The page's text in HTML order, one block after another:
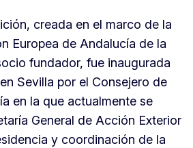
creada en el marco de la
Europea de Andalucía de la
fundador, fue inaugurada
Sevilla por el Consejero de
en la que actualmente se
General de Acción Exterior
y coordinación de la